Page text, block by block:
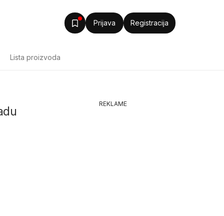
Prijava Registracija
Lista proizvoda
REKLAME